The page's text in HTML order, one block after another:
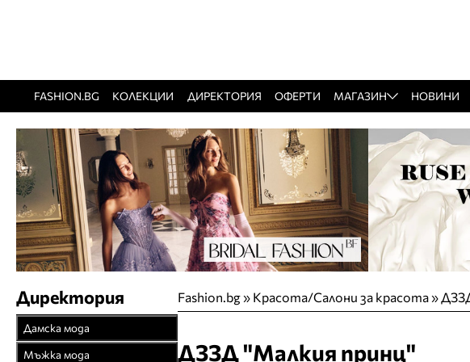
FASHION.BG КОЛЕКЦИИ ДИРЕКТОРИЯ ОФЕРТИ МАГАЗИН НОВИНИ
Fashion.bg» Красота/Салони за красота»
ДЗЗД "Малкия принц"
Директория
Дамска мода
Връхни облекла
Мъжка мода